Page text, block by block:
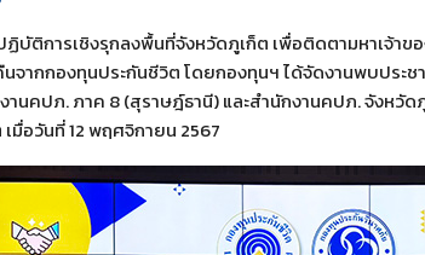
ฏิบัติการเชิงรุกลงพื้นที่จังหวัดภูเก็ต เพื่อติดตามหาเจ้าข
จากกองทุนประกันชีวิต โดยกองทุนฯ ได้จัดงานพบประ
นคปภ. ภาค 8 (สุราษฎ์ธานี) และสำนักงานคปภ. จังหวั
เมื่อวันที่ 12 พฤศจิกายน 2567